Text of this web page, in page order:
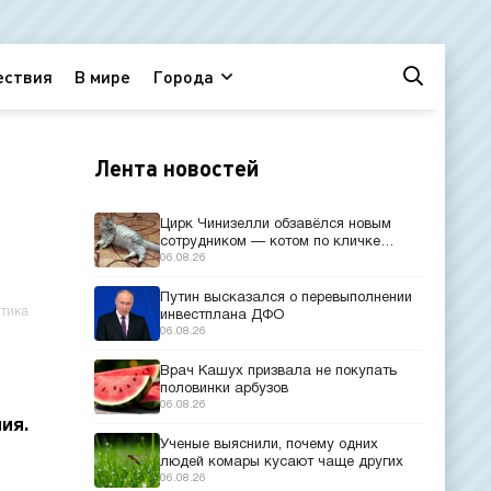
В мире Города
Лента новостей
Цирк Чинизелли обзавёлся новым
сотрудником — котом по кличке
Манеж из Эрмитажа
06.08.26
Путин высказался о перевыполнении
инвестплана ДФО
06.08.26
Врач Кашух призвала не покупать
половинки арбузов
06.08.26
Ученые выяснили, почему одних
людей комары кусают чаще других
06.08.26